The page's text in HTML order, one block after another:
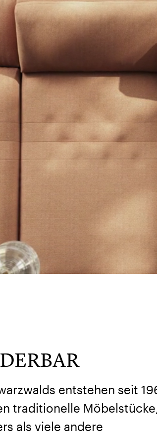
entstehen seit
traditionelle
als viele andere